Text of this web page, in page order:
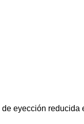
eyección reducida